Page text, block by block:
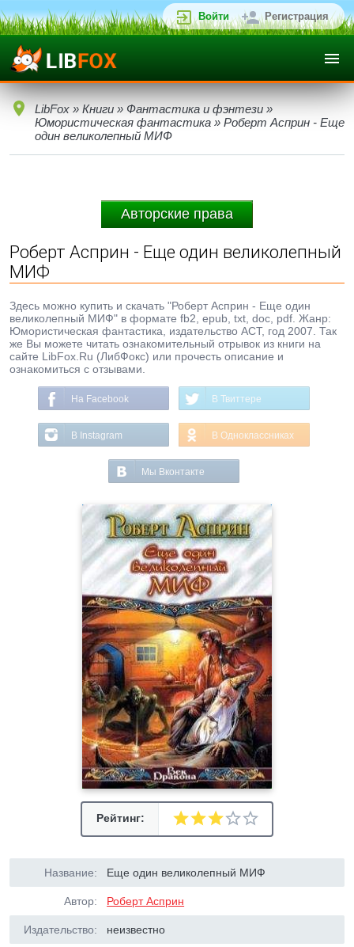
Войти Регистрация
LibFox » Книги » Фантастика и фэнтези »
Юмористическая фантастика » Роберт Асприн - Еще
один великолепный МИФ
Авторские права
Роберт Асприн - Еще один великолепный
МИФ
Здесь можно купить и скачать "Роберт Асприн - Еще один
великолепный МИФ" в формате fb2, epub, txt, doc, pdf. Жанр:
Юмористическая фантастика, издательство АСТ, год 2007. Так
же Вы можете читать ознакомительный отрывок из книги на
сайте LibFox.Ru (ЛибФокс) или прочесть описание и
ознакомиться с отзывами.
На Facebook В Твиттере
В Instagram В Одноклассниках
Мы Вконтакте
Рейтинг:
Название: Еще один великолепный МИФ
Автор: Роберт Асприн
Издательство: неизвестно